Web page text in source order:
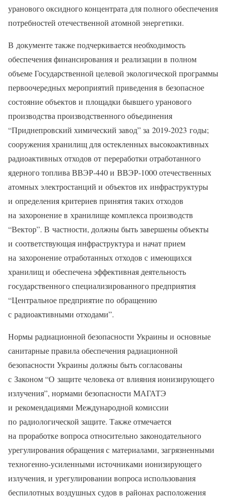
уранового оксидного концентрата для полного обеспечения
потребностей отечественной атомной энергетики.
В документе также подчеркивается необходимость
обеспечения финансирования и реализации в полном
объеме Государственной целевой экологической программы
первоочередных мероприятий приведения в безопасное
состояние объектов и площадки бывшего уранового
производства производственного объединения
“Приднепровский химический завод” за 2019-2023 годы;
сооружения хранилищ для остекленных высокоактивных
радиоактивных отходов от переработки отработанного
ядерного топлива ВВЭР-440 и ВВЭР-1000 отечественных
атомных электростанций и объектов их инфраструктуры
и определения критериев принятия таких отходов
на захоронение в хранилище комплекса производств
“Вектор”. В частности, должны быть завершены объекты
и соответствующая инфраструктура и начат прием
на захоронение отработанных отходов с имеющихся
хранилищ и обеспечена эффективная деятельность
государственного специализированного предприятия
“Центральное предприятие по обращению
с радиоактивными отходами”.
Нормы радиационной безопасности Украины и основные
санитарные правила обеспечения радиационной
безопасности Украины должны быть согласованы
с Законом “О защите человека от влияния ионизирующего
излучения”, нормами безопасности МАГАТЭ
и рекомендациями Международной комиссии
по радиологической защите. Также отмечается
на проработке вопроса относительно законодательного
урегулирования обращения с материалами, загрязненными
техногенно-усиленными источниками ионизирующего
излучения, и урегулировании вопроса использования
беспилотных воздушных судов в районах расположения